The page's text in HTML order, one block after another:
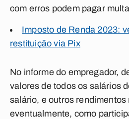
com erros podem pagar
Imposto de Renda 2023:
restituição via Pix
No informe do empregador,
valores de todos os salários
salário, e outros rendimentos
eventualmente, como